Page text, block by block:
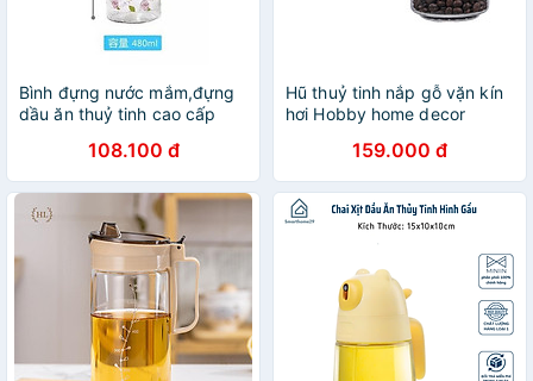
Bình đựng nước mắm,đựng
dầu ăn thuỷ tinh cao cấp
108.100 đ
Hũ thuỷ tinh nắp gỗ vặn kín
hơi Hobby home decor
159.000 đ